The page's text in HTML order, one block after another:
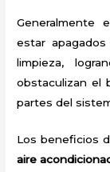
Generalmente
estar
limpieza,
obstaculizan el
partes del
Los beneficios
aire